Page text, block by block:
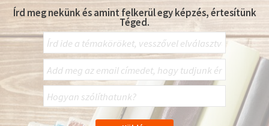
Írd meg nekünk és amint felkerül egy képzés, értesítünk
Téged.